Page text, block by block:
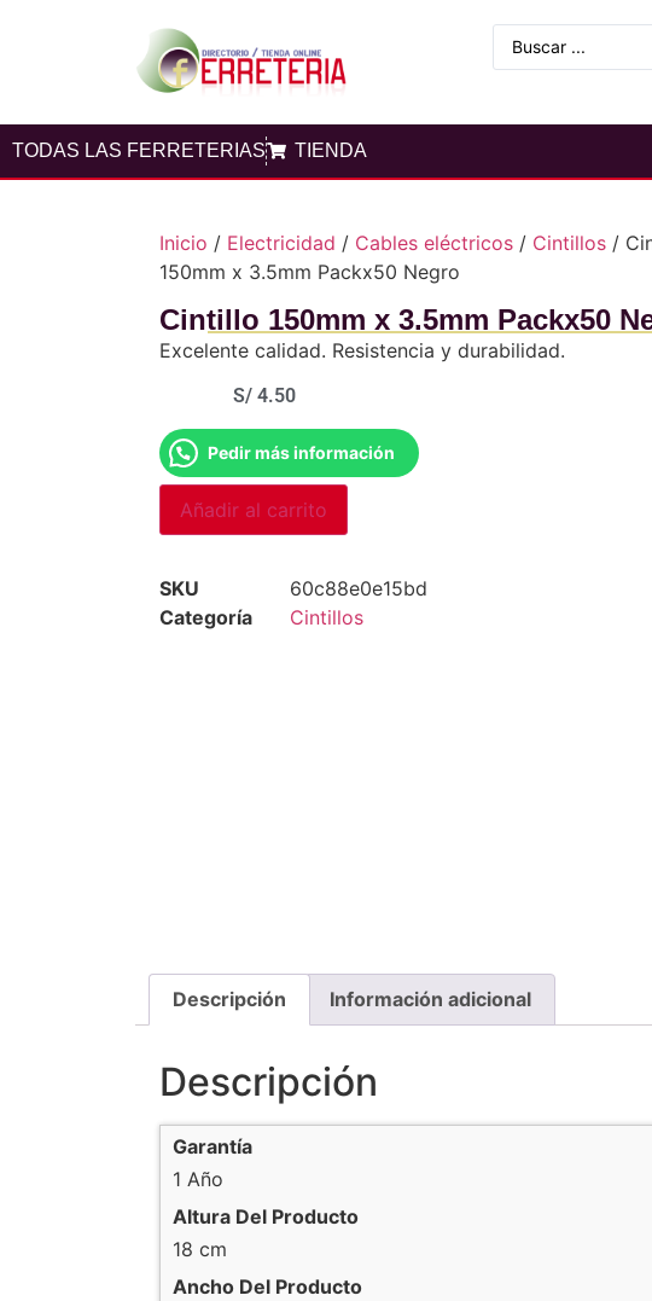
TODAS LAS FERRETERIAS TIENDA
Inicio / Electricidad / Cables eléctricos / Cintillos /
150mm x 3.5mm Packx50 Negro
Cintillo 150mm x 3.5mm Packx50
Excelente calidad. Resistencia y durabilidad.
S/4.50
Pedir más información
Añadir al carrito
SKU
60c88e0e15bd
Categoría
Cintillos
Descripción Información adicional
Descripción
Garantía
1 Año
Altura Del Producto
18 cm
Ancho Del Producto